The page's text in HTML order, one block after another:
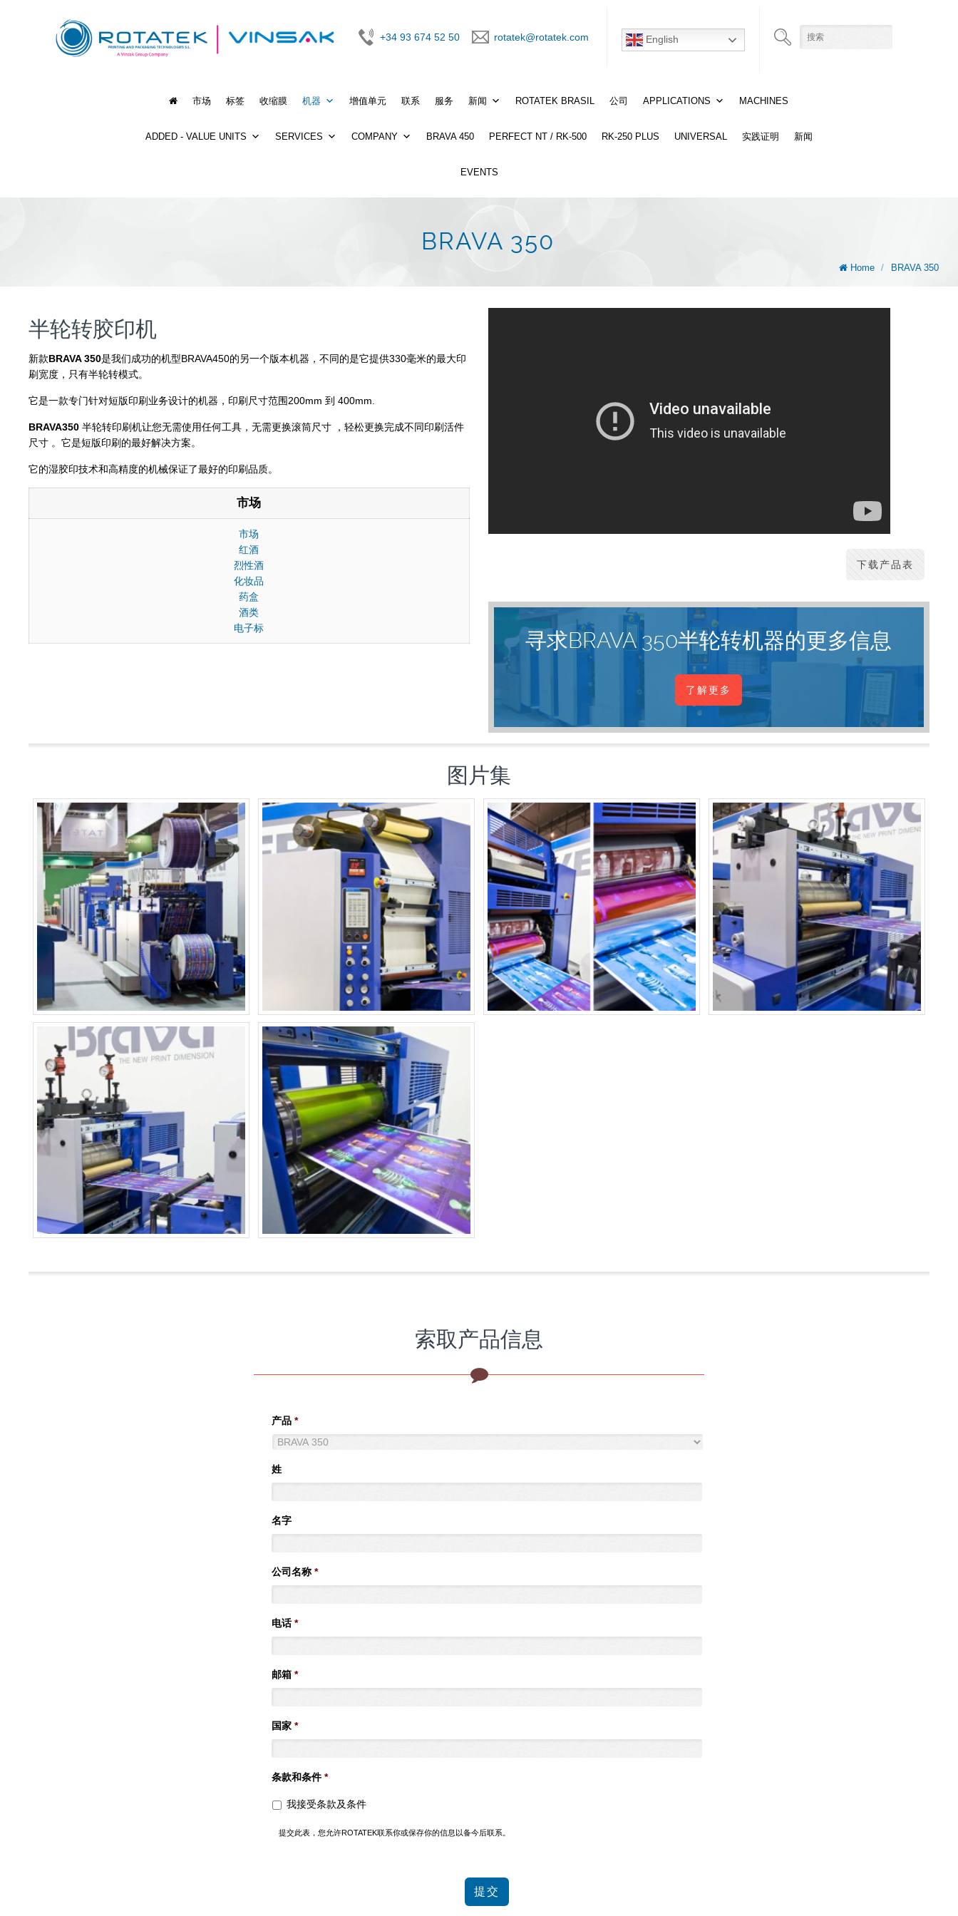
English
+34 93 674 52 50 rotatek@rotatek.com
市场 标签 收缩膜 机器 增值单元 联系 服务 新闻 ROTATEK BRASIL 公司 APPLICATIONS MACHINES
ADDED - VALUE UNITS SERVICES COMPANY BRAVA 450 PERFECT NT / RK-500 RK-250 PLUS UNIVERSAL 实践证明 新闻
EVENTS
BRAVA 350
Home / BRAVA 350
半轮转胶印机
新款BRAVA 350是我们成功的机型BRAVA450的另一个版本机器，不同的是它提供330毫米的最大印
刷宽度，只有半轮转模式。
它是一款专门针对短版印刷业务设计的机器，印刷尺寸范围200mm 到 400mm.
BRAVA350半轮转印刷机让您无需使用任何工具，无需更换滚筒尺寸 ，轻松更换完成不同印刷活件
尺寸 。它是短版印刷的最好解决方案。
它的湿胶印技术和高精度的机械保证了最好的印刷品质。
市场
市场
红酒
烈性酒
化妆品
药盒
酒类
电子标
下载产品表
寻求BRAVA 350半轮转机器的更多信息
了解更多
图片集
索取产品信息
产品 *
姓
名字
公司名称 *
电话 *
邮箱 *
国家 *
条款和条件 *
我接受条款及条件
提交此表，您允许ROTATEK联系你或保存你的信息以备今后联系。